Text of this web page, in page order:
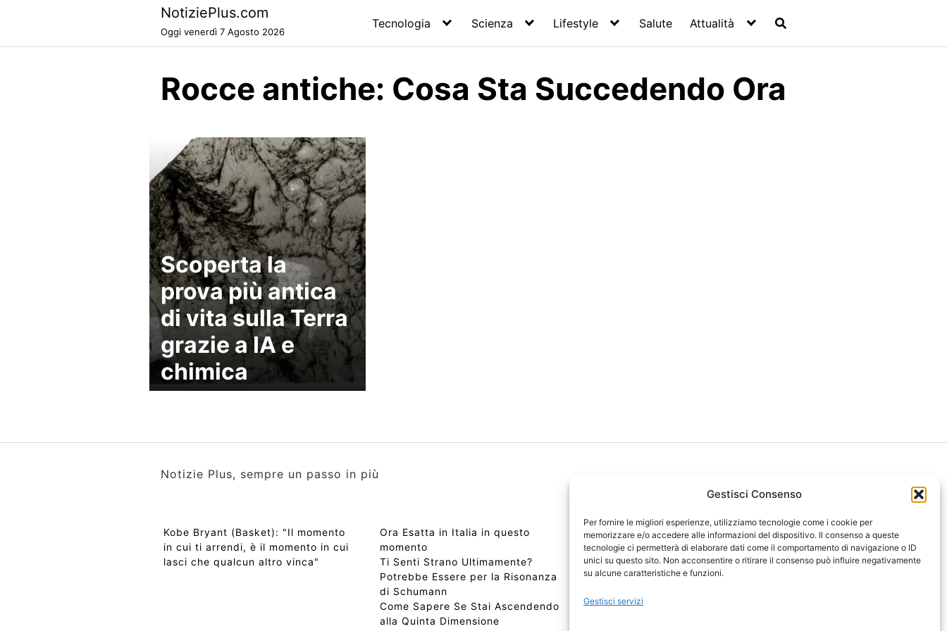
Gestisci Consenso
Per fornire le migliori esperienze, utilizziamo tecnologie come i cookie per
memorizzare e/o accedere alle informazioni del dispositivo. Il consenso a queste
tecnologie ci permetterà di elaborare dati come il comportamento di navigazione o ID
unici su questo sito. Non acconsentire o ritirare il consenso può influire negativamente
su alcune caratteristiche e funzioni.
Gestisci servizi
NotiziePlus.com
Oggi venerdì 7 Agosto 2026
Tecnologia Scienza Lifestyle Salute Attualità
Rocce antiche: Cosa Sta Succedendo Ora
Scoperta la
prova più antica
di vita sulla Terra
grazie a IA e
chimica
Notizie Plus, sempre un passo in più
Kobe Bryant (Basket): "Il momento
in cui ti arrendi, è il momento in cui
lasci che qualcun altro vinca"
Ora Esatta in Italia in questo
momento
Ti Senti Strano Ultimamente?
Potrebbe Essere per la Risonanza
di Schumann
Come Sapere Se Stai Ascendendo
alla Quinta Dimensione
Copyright 2026 NotiziePlus.com
Edizioni Web4Star
Chi Siamo: Redazione
📰 Contenuto Umano Verificato
Sitemap-